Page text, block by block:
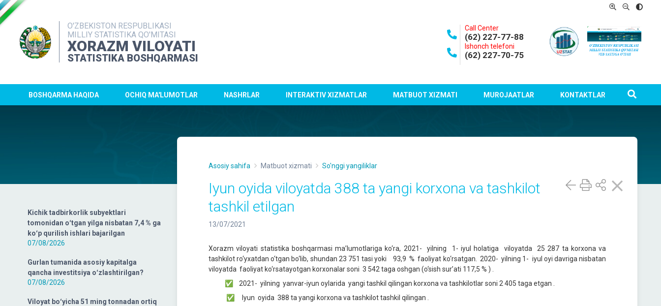
O'ZBEKISTON RESPUBLIKASI
MILLIY STATISTIKA QO'MITASI
XORAZM VILOYATI
STATISTIKA BOSHQARMASI
Call Center
(62) 227-77-88
Ishonch telefoni
(62) 227-70-75
BOSHQARMA HAQIDA OCHIQ MA'LUMOTLAR NASHRLAR INTERAKTIV XIZMATLAR MATBUOT XIZMATI MUROJAATLAR KONTAKTLAR
Kichik tadbirkorlik subyektlari
tomonidan oʻtgan yilga nisbatan 7,4 % ga
koʻp qurilish ishlari bajarilgan
07/08/2026
Gurlan tumanida asosiy kapitalga
qancha investitsiya oʻzlashtirilgan?
07/08/2026
Viloyat boʻyicha 51 ming tonnadan ortiq
Asosiy sahifa Matbuot xizmati So'nggi yangiliklar
Iyun oyida viloyatda 388 ta yangi korxona va tashkilot
tashkil etilgan
13/07/2021
Xorazm viloyati statistika boshqarmasi ma’lumotlariga ko‘ra, 2021- yilning 1- iyul holatiga viloyatda 25 287 ta korxona va
tashkilot ro‘yxatdan o‘tgan bo‘lib, shundan 23 751 tasi yoki 93,9 % faoliyat ko‘rsatgan. 2020- yilning 1- iyul oyi davriga nisbatan
viloyatda faoliyat ko‘rsatayotgan korxonalar soni 3 542 taga oshgan (o‘sish sur’ati 117,5 % ) .
✅ 2021- yilning yanvar-iyun oylarida yangi tashkil qilingan korxona va tashkilotlar soni 2 405 taga etgan .
✅ Iyun oyida 388 ta yangi korxona va tashkilot tashkil qilingan .